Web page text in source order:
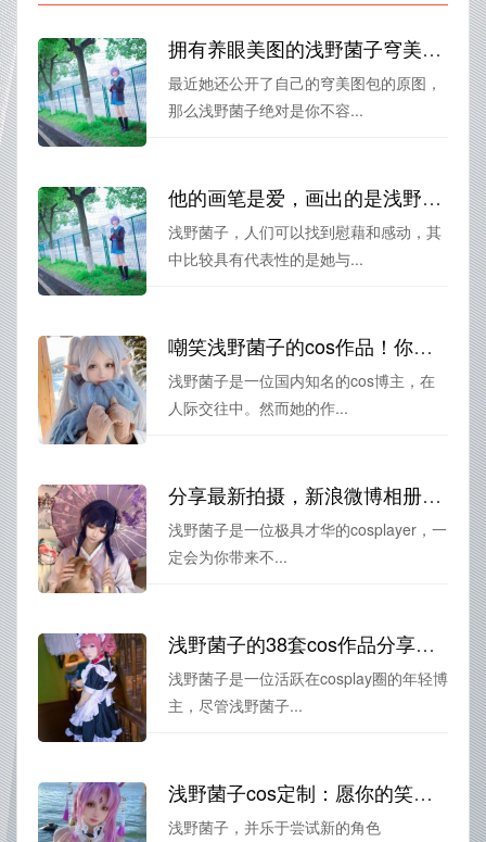
拥有养眼美图的浅野菌子穹美图包原图公开
最近她还公开了自己的穹美图包的原图，
那么浅野菌子绝对是你不容...
他的画笔是爱，画出的是浅野菌子男朋友文艺天少的美图
浅野菌子，人们可以找到慰藉和感动，其
中比较具有代表性的是她与...
嘲笑浅野菌子的cos作品！你不会相信这个失败的合集有多丑陋
浅野菌子是一位国内知名的cos博主，在
人际交往中。然而她的作...
分享最新拍摄，新浪微博相册浅野菌子cos照片带给你不一样的惊喜
浅野菌子是一位极具才华的cosplayer，一
定会为你带来不...
浅野菌子的38套cos作品分享，让你了解她的cosplay世界。
浅野菌子是一位活跃在cosplay圈的年轻博
主，尽管浅野菌子...
浅野菌子cos定制：愿你的笑容如初的月色
浅野菌子，并乐于尝试新的角色